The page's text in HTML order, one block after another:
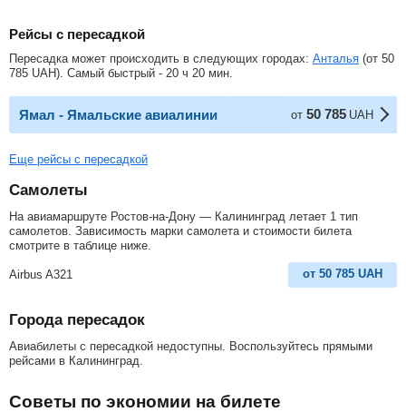
Рейсы с пересадкой
Пересадка может происходить в следующих городах: Анталья (от 50
785 UAH). Самый быстрый - 20 ч 20 мин.
Ямал - Ямальские авиалинии от 50 785 UAH
Еще рейсы с пересадкой
Самолеты
На авиамаршруте Ростов-на-Дону — Калининград летает 1 тип
самолетов. Зависимость марки самолета и стоимости билета
смотрите в таблице ниже.
Airbus A321 от 50 785 UAH
Города пересадок
Авиабилеты с пересадкой недоступны. Воспользуйтесь прямыми
рейсами в Калининград.
Советы по экономии на билете